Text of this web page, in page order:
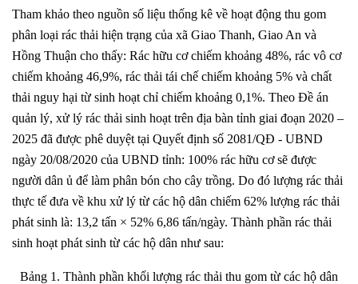
Tham khảo theo nguồn số liệu thống kê về hoạt động thu gom
phân loại rác thải hiện trạng của xã Giao Thanh, Giao An và
Hồng Thuận cho thấy: Rác hữu cơ chiếm khoảng 48%, rác vô cơ
chiếm khoảng 46,9%, rác thải tái chế chiếm khoảng 5% và chất
thải nguy hại từ sinh hoạt chỉ chiếm khoảng 0,1%. Theo Đề án
quản lý, xử lý rác thải sinh hoạt trên địa bàn tỉnh giai đoạn 2020 –
2025 đã được phê duyệt tại Quyết định số 2081/QĐ - UBND
ngày 20/08/2020 của UBND tỉnh: 100% rác hữu cơ sẽ được
người dân ủ để làm phân bón cho cây trồng. Do đó lượng rác thải
thực tế đưa về khu xử lý từ các hộ dân chiếm 62% lượng rác thải
phát sinh là: 13,2 tấn × 52% 6,86 tấn/ngày. Thành phần rác thải
sinh hoạt phát sinh từ các hộ dân như sau:
Bảng 1. Thành phần khối lượng rác thải thu gom từ các hộ dân